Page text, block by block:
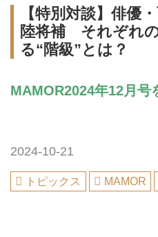
【特別対談】俳優
陸将補 それぞれ
る“階級”とは？
MAMOR2024年12月号
2024-10-21
トピックス MAMOR